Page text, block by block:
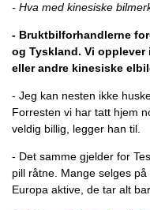
- Hva med kinesiske
- Bruktbilforhandlerne
og Tyskland. Vi opplever
eller andre kinesiske
- Jeg kan nesten ikke
Forresten vi har tatt hjem
veldig billig, legger han til.
- Det samme gjelder for
pill råtne. Mange selges
Europa aktive, de tar alt